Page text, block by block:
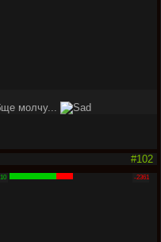
молчу...
#102
-2361